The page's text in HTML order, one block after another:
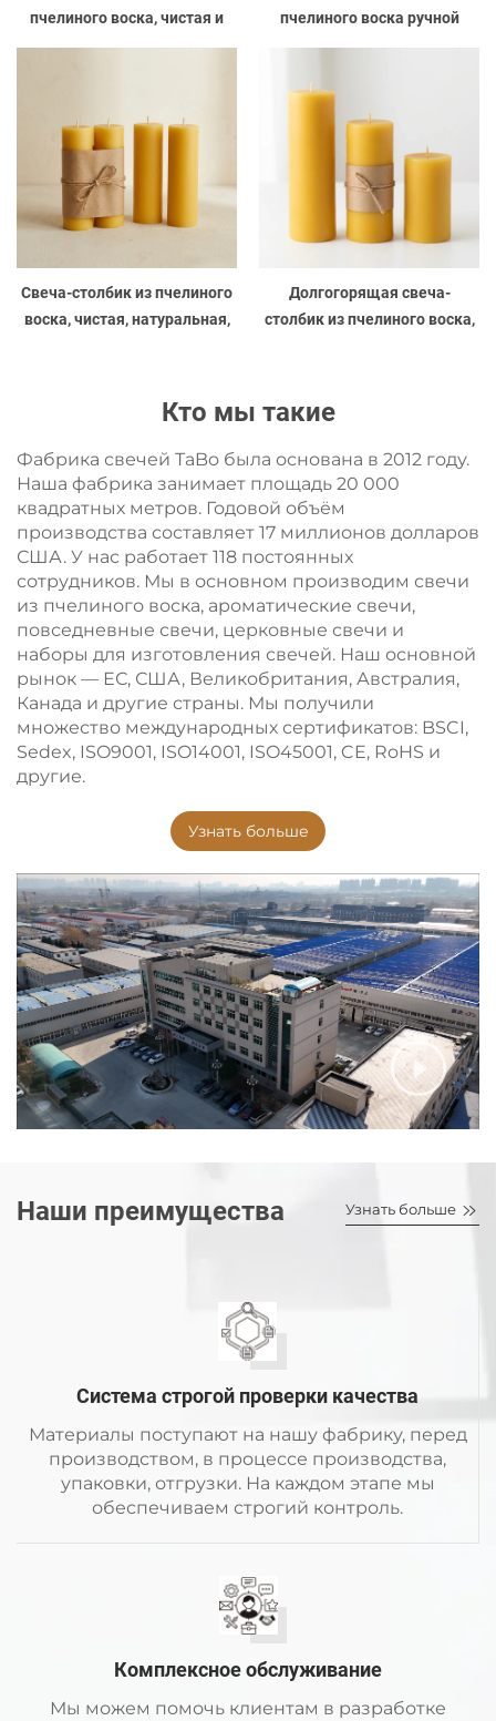
пчелиного воска, чистая и
натуральная, для свадьбы и
пчелиного воска ручной
работы, натуральная, для
Свеча-столбик из пчелиного
воска, чистая, натуральная,
Долгогорящая свеча-
столбик из пчелиного воска,
Кто мы такие
Фабрика свечей TaBo была основана в 2012 году.
Наша фабрика занимает площадь 20 000
квадратных метров. Годовой объём
производства составляет 17 миллионов долларов
США. У нас работает 118 постоянных
сотрудников. Мы в основном производим свечи
из пчелиного воска, ароматические свечи,
повседневные свечи, церковные свечи и
наборы для изготовления свечей. Наш основной
рынок — ЕС, США, Великобритания, Австралия,
Канада и другие страны. Мы получили
множество международных сертификатов: BSCI,
Sedex, ISO9001, ISO14001, ISO45001, CE, RoHS и
другие.
Узнать больше
Наши преимущества Узнать больше
Система строгой проверки качества
Материалы поступают на нашу фабрику, перед
производством, в процессе производства,
упаковки, отгрузки. На каждом этапе мы
обеспечиваем строгий контроль.
Комплексное обслуживание
Мы можем помочь клиентам в разработке